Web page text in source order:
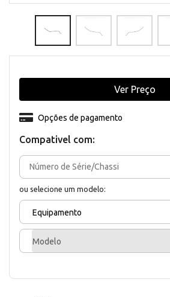
Compativel com:
ou selecione um modelo:
Equipamento
Modelo
Opções de pagamento
Ver Preço